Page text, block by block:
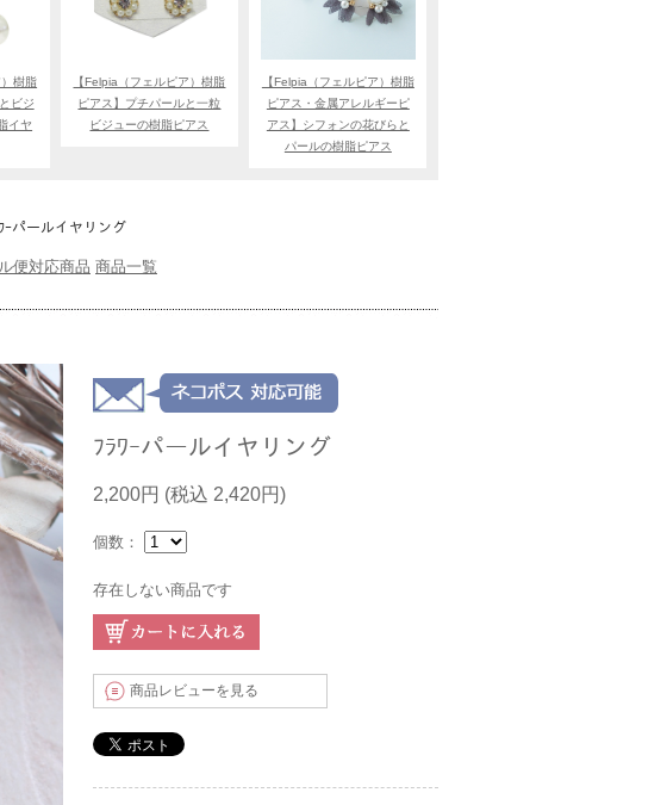
）樹脂
ビジ
イヤ
【Felpia（フェルピア）樹脂
ピアス】プチパールと一粒
ビジューの樹脂ピアス
【Felpia（フェルピア）樹脂
ピアス・金属アレルギーピ
アス】シフォンの花びらと
パールの樹脂ピアス
ｰパールイヤリング
便対応商品 商品一覧
ﾌﾗﾜｰパールイヤリング
2,200円 (税込 2,420円)
個数：
存在しない商品です
商品レビューを見る